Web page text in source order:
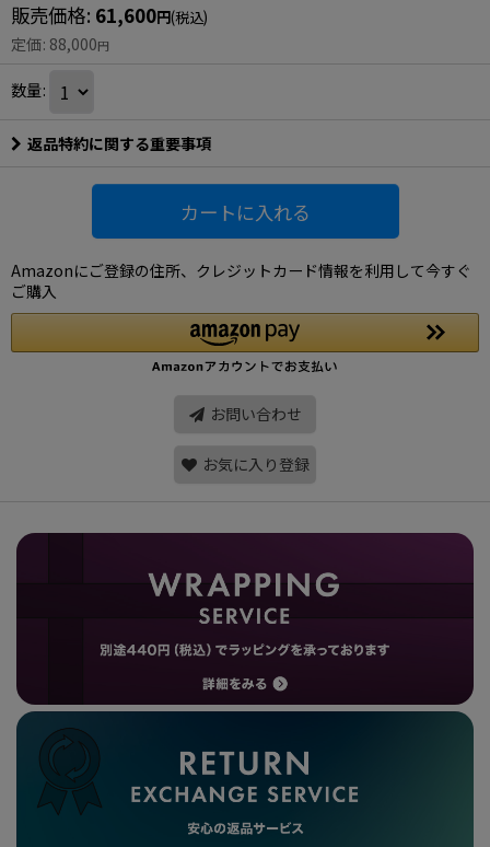
販売価格: 61,600円(税込)
定価: 88,000円
数量:
返品特約に関する重要事項
カートに入れる
Amazonにご登録の住所、クレジットカード情報を利用して今すぐ
ご購入
お問い合わせ
お気に入り登録